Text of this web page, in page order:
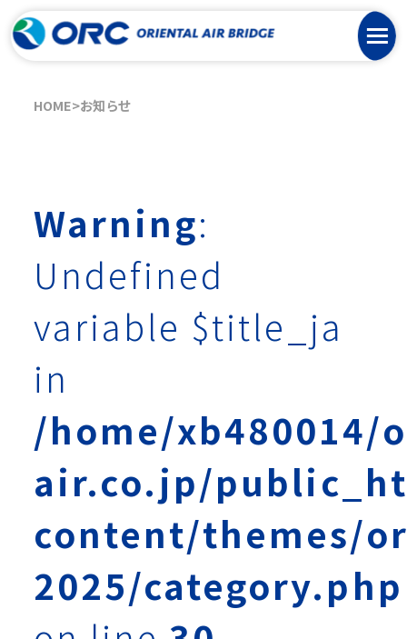
HOME お知らせ
Warning:
Undefined
variable $title_ja
in
/home/xb480014/
air.co.jp/
content/themes/
2025/category.php